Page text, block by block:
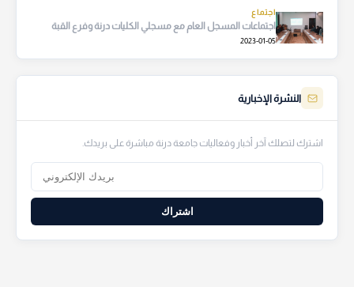
اجتماع
اجتماعات المسجل العام مع مسجلي الكليات درنة وفرع القبة
2023-01-05
النشرة الإخبارية
اشترك لتصلك آخر أخبار وفعاليات جامعة درنة مباشرة على بريدك.
اشتراك